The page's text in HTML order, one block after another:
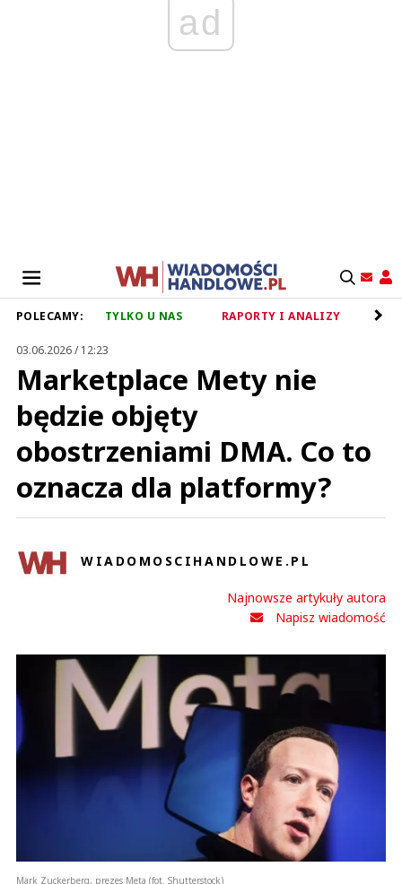
ad
POLECAMY: TYLKO U NAS RAPORTY I ANALIZY
03.06.2026 / 12:23
Marketplace Mety nie
będzie objęty
obostrzeniami DMA. Co to
oznacza dla platformy?
WIADOMOSCIHANDLOWE.PL
Najnowsze artykuły autora
Napisz wiadomość
Mark Zuckerberg, prezes Meta (fot. Shutterstock)